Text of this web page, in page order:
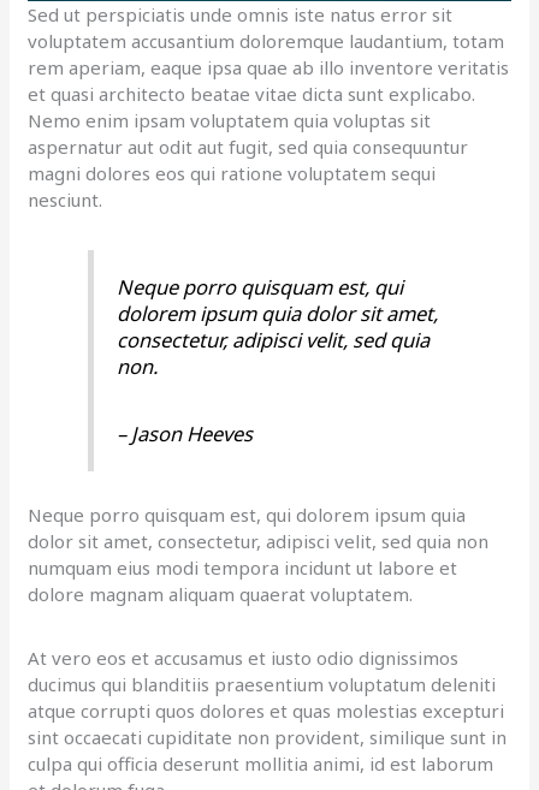
Sed ut perspiciatis unde omnis iste natus error sit
voluptatem accusantium doloremque laudantium, totam
rem aperiam, eaque ipsa quae ab illo inventore veritatis
et quasi architecto beatae vitae dicta sunt explicabo.
Nemo enim ipsam voluptatem quia voluptas sit
aspernatur aut odit aut fugit, sed quia consequuntur
magni dolores eos qui ratione voluptatem sequi
nesciunt.
Neque porro quisquam est, qui
dolorem ipsum quia dolor sit amet,
consectetur, adipisci velit, sed quia
non.
– Jason Heeves
Neque porro quisquam est, qui dolorem ipsum quia
dolor sit amet, consectetur, adipisci velit, sed quia non
numquam eius modi tempora incidunt ut labore et
dolore magnam aliquam quaerat voluptatem.
At vero eos et accusamus et iusto odio dignissimos
ducimus qui blanditiis praesentium voluptatum deleniti
atque corrupti quos dolores et quas molestias excepturi
sint occaecati cupiditate non provident, similique sunt in
culpa qui officia deserunt mollitia animi, id est laborum